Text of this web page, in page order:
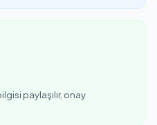
paylaşılır, onay